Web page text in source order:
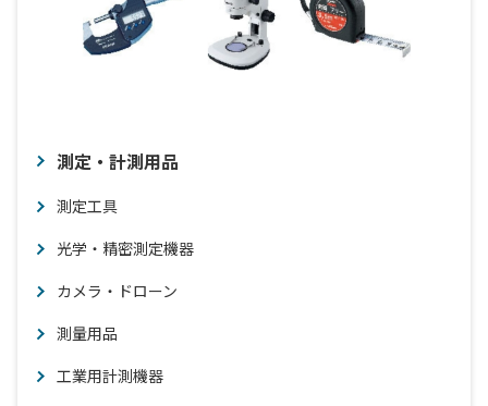
測定・計測用品
測定工具
光学・精密測定機器
カメラ・ドローン
測量用品
工業用計測機器